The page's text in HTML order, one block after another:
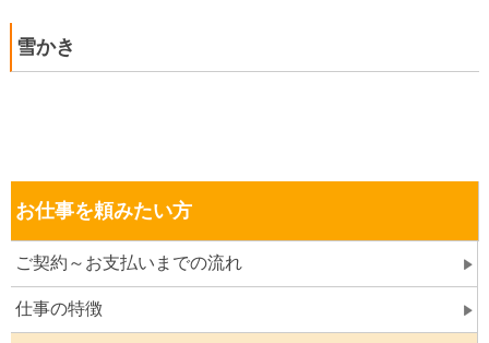
雪かき
お仕事を頼みたい方
ご契約～お支払いまでの流れ
仕事の特徴